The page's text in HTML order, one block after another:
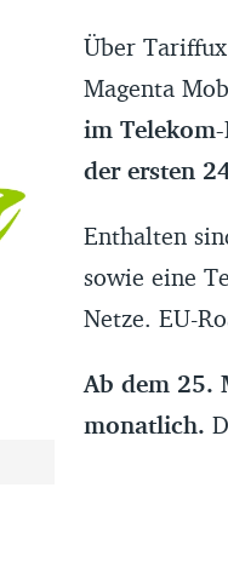
Über
Magenta
im
der ersten
Enthalten
sowie eine
Netze. EU-
Ab dem 25.
monatlich.